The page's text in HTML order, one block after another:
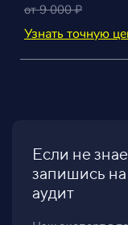
от 9 000 ₽
Узнать точную
Если не
запишись
аудит